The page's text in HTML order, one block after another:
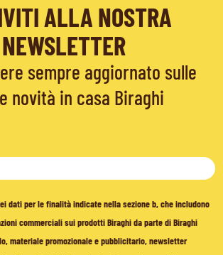
ALLA NOSTRA
NEWSLETTER
sempre aggiornato sulle
novità in casa Biraghi
dati per le finalità indicate nella sezione b, che includono
commerciali sui prodotti Biraghi da parte di Biraghi
materiale promozionale e pubblicitario, newsletter